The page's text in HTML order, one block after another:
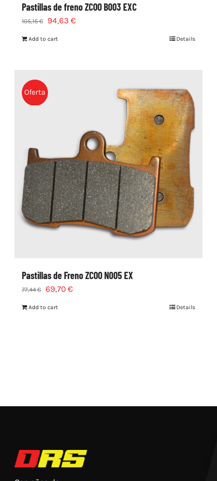
Pastillas de freno ZCOO B003 EXC
105,15€ 94,63 €
Add to cart Details
Oferta
Pastillas de Freno ZCOO N005 EX
77,44€ 69,70 €
Add to cart Details